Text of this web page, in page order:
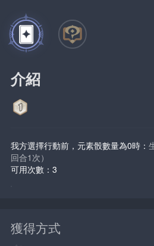
介紹
我方選擇行動前，元素骰數量為0時：
回合1次）
可用次數：3
獲得方式